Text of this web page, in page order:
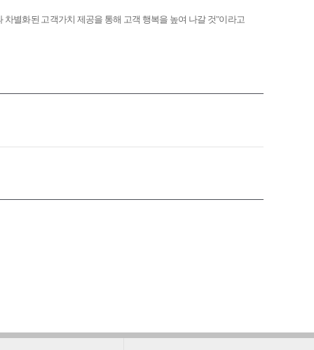
별화된 고객가치 제공을 통해 고객 행복을 높여 나갈 것"이라고